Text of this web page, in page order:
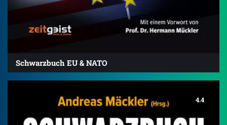
Schwarzbuch EU & NATO
4.4